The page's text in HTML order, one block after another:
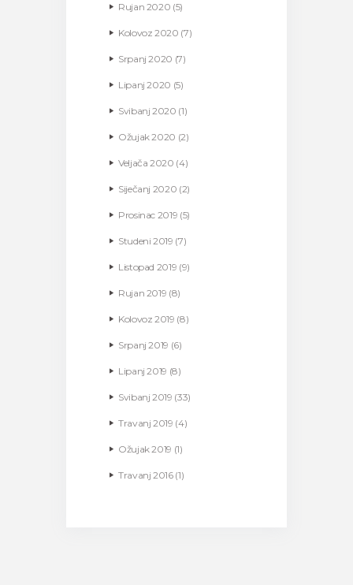
Rujan 2020 (5)
Kolovoz2020 (7)
Srpanj2020 (7)
Lipanj2020 (5)
Svibanj2020 (1)
Ožujak2020 (2)
Veljača2020 (4)
Siječanj 2020 (2)
Prosinac 2019 (5)
Studeni2019 (7)
Listopad 2019 (9)
Rujan 2019 (8)
Kolovoz2019 (8)
Srpanj2019 (6)
Lipanj2019 (8)
Svibanj2019 (33)
Travanj2019 (4)
Ožujak2019 (1)
Travanj2016(1)